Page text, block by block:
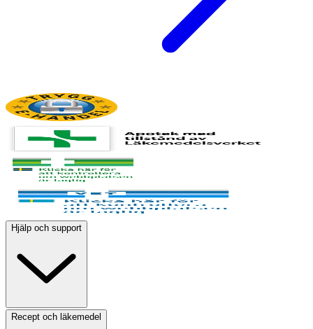
Hjälp och support
Recept och läkemedel